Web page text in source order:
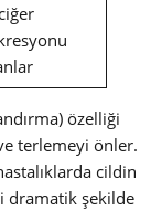
özelliği
terlemeyi önler.
cildin
dramatik şekilde